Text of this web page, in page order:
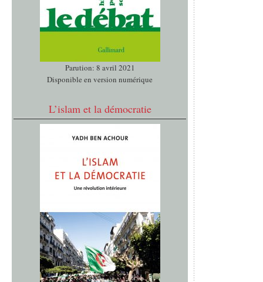
Parution: 8 avril 2021
Disponible en version numérique
L’islam et la démocratie